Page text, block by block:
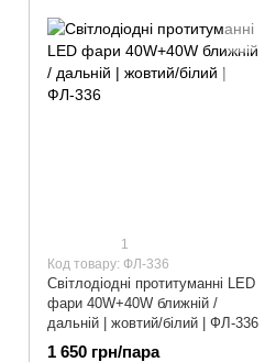
1
Код товару: ФЛ-336
Світлодіодні протитуманні LED
фари 40W+40W ближній /
дальній | жовтий/білий | ФЛ-336
1 650 грн/пара